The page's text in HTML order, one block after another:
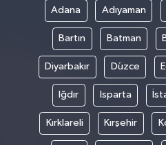
Adana Adıyaman
Bartın Batman
Diyarbakır Düzce
Iğdır Isparta
Kırklareli Kırşehir
RAPORU